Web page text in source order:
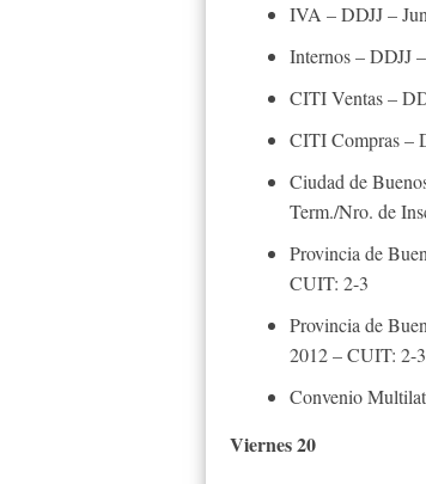
IVA – DDJJ –
Internos – DDJJ
CITI Ventas –
CITI Compras –
Ciudad de
Term./Nro. de
Provincia de
CUIT: 2-3
Provincia de
2012 – CUIT: 2-3
Convenio
Viernes 20